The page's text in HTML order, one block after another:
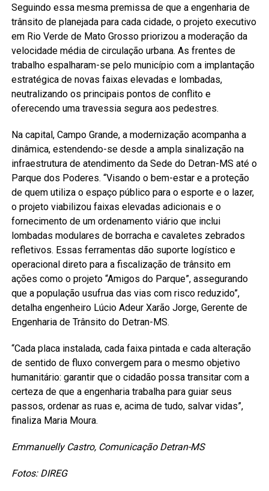
Seguindo essa mesma premissa de que a engenharia de
trânsito de planejada para cada cidade, o projeto executivo
em Rio Verde de Mato Grosso priorizou a moderação da
velocidade média de circulação urbana. As frentes de
trabalho espalharam-se pelo município com a implantação
estratégica de novas faixas elevadas e lombadas,
neutralizando os principais pontos de conflito e
oferecendo uma travessia segura aos pedestres.
Na capital, Campo Grande, a modernização acompanha a
dinâmica, estendendo-se desde a ampla sinalização na
infraestrutura de atendimento da Sede do Detran-MS até o
Parque dos Poderes. “Visando o bem-estar e a proteção
de quem utiliza o espaço público para o esporte e o lazer,
o projeto viabilizou faixas elevadas adicionais e o
fornecimento de um ordenamento viário que inclui
lombadas modulares de borracha e cavaletes zebrados
refletivos. Essas ferramentas dão suporte logístico e
operacional direto para a fiscalização de trânsito em
ações como o projeto “Amigos do Parque”, assegurando
que a população usufrua das vias com risco reduzido”,
detalha engenheiro Lúcio Adeur Xarão Jorge, Gerente de
Engenharia de Trânsito do Detran-MS.
“Cada placa instalada, cada faixa pintada e cada alteração
de sentido de fluxo convergem para o mesmo objetivo
humanitário: garantir que o cidadão possa transitar com a
certeza de que a engenharia trabalha para guiar seus
passos, ordenar as ruas e, acima de tudo, salvar vidas”,
finaliza Maria Moura.
Emmanuelly Castro, Comunicação Detran-MS
Fotos: DIREG